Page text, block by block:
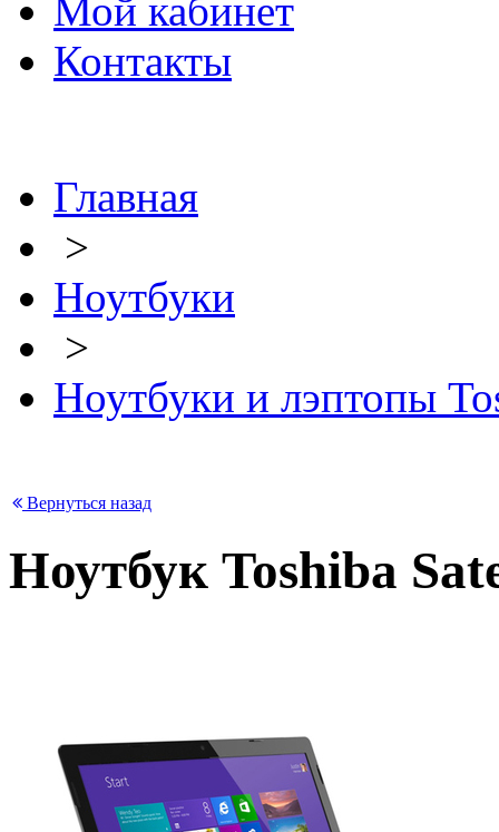
Мой кабинет
Контакты
Главная
>
Ноутбуки
>
Ноутбуки и лэптопы
Вернуться назад
Ноутбук Toshiba